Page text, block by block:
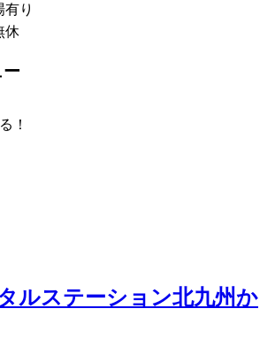
有り
休
！
ルステーション北九州か